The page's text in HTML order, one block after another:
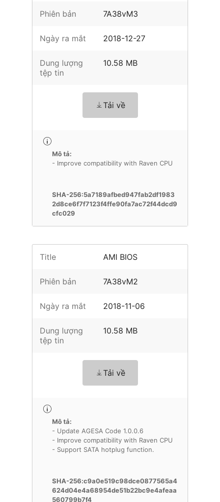
Phiên bản 7A38vM3
Ngày ra mắt 2018-12-27
Dung lượng
tệp tin
10.58 MB
Tải về
Mô tả:
- Improve compatibility with Raven CPU
SHA-256:5a7189afbed947fab2df1983
2d8ce6f7f7123f4ffe90fa7ac72f44dcd9
cfc029
Title AMI BIOS
Phiên bản 7A38vM2
Ngày ra mắt 2018-11-06
Dung lượng
tệp tin
10.58 MB
Tải về
Mô tả:
- Update AGESA Code 1.0.0.6
- Improve compatibility with Raven CPU
- Support SATA hotplug function.
SHA-256:c9a0e519c98dce0877565a4
624d04e4a68954de51b22bc9e4afeaa
560799b7f4